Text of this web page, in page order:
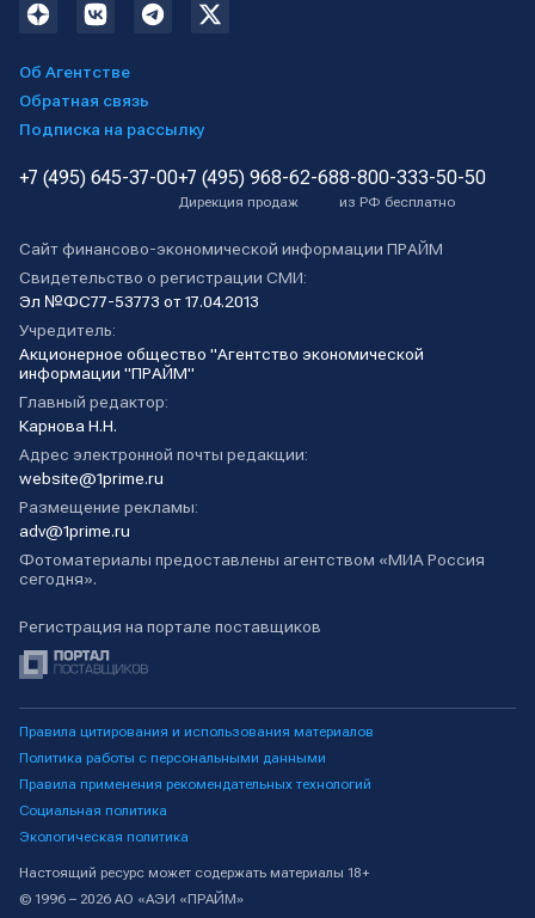
Об Агентстве
Обратная связь
Подписка на рассылку
+7 (495) 645-37-00+7 (495) 968-62-68
Дирекция продаж
8-800-333-50-50
из РФ бесплатно
Сайт финансово-экономической информации ПРАЙМ
Свидетельство о регистрации СМИ:
Эл №ФС77-53773 от 17.04.2013
Учредитель:
Акционерное общество "Агентство экономической
информации "ПРАЙМ"
Главный редактор:
Карнова Н.Н.
Адрес электронной почты редакции:
website@1prime.ru
Размещение рекламы:
adv@1prime.ru
Фотоматериалы предоставлены агентством «МИА Россия
сегодня».
Регистрация на портале поставщиков
Правила цитирования и использования материалов
Политика работы с персональными данными
Правила применения рекомендательных технологий
Социальная политика
Экологическая политика
Настоящий ресурс может содержать материалы 18+
© 1996 – 2026 АО «АЭИ «ПРАЙМ»